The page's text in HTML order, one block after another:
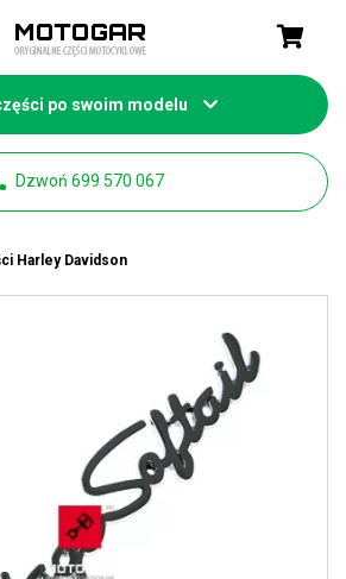
po swoim modelu
Dzwoń 699 570 067
Harley Davidson